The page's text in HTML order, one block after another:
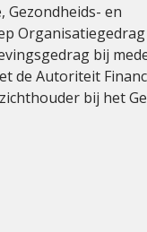
Gezondheids- en
bij
de Autoriteit
bij het